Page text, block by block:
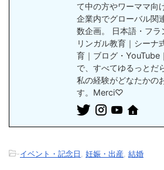
て中の方やワーママ向
企業内でグローバル関
数企画。 日本語・フ
リンガル教育｜シーナ
育｜ブログ・YouTube
で、すべてゆるっとだ
私の経験がどなたかの
す。Merci♡
-イベント・記念日, 妊娠・出産, 結婚